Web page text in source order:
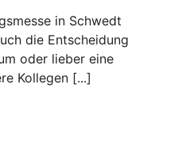
in Schwedt
die Entscheidung
oder lieber eine
Kollegen [...]